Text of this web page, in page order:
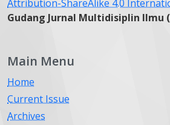
Attribution-ShareAlike 4.0
Gudang Jurnal Multidisiplin Ilmu
Main Menu
Home
Current Issue
Archives